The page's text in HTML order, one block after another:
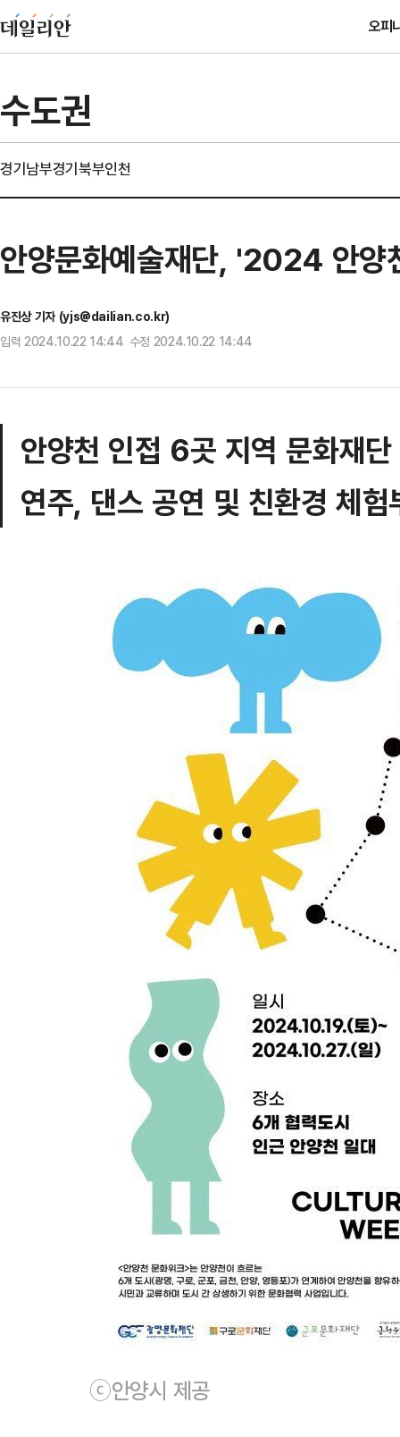
오피
수도권
경기남부경기북부인천
안양문화예술재단, '2024 안
유진상 기자 (yjs@dailian.co.kr)
입력 2024.10.22 14:44 수정 2024.10.22 14:44
안양천 인접 6곳 지역 문화재
연주, 댄스 공연 및 친환경 체험
ⓒ안양시 제공